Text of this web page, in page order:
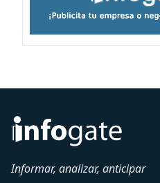
Informar, analizar, anticipar